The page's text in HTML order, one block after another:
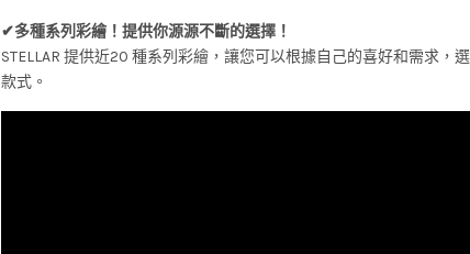
✔多種系列彩繪！提供你源源不斷的選擇！
STELLAR 提供近20 種系列彩繪，讓您可以根據自己的喜好和需求，
款式。